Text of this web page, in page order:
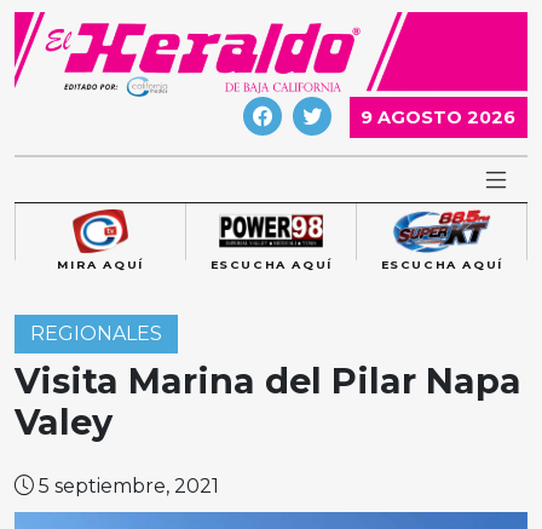
Skip
content
9 AGOSTO 2026
MIRA AQUÍ ESCUCHA AQUÍ ESCUCHA AQUÍ
REGIONALES
Visita Marina del Pilar Napa
Valey
5 septiembre, 2021